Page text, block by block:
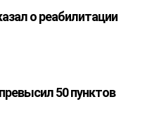
о реабилитации
50 пунктов